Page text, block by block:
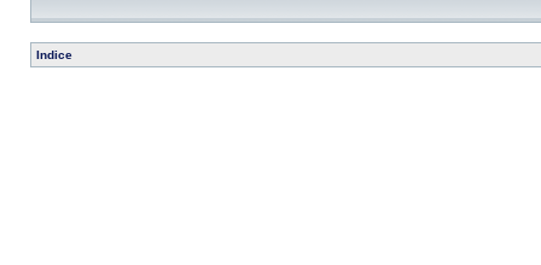
Indice